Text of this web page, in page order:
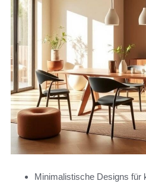
Minimalistische Designs für